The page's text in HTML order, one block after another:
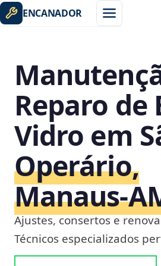
ENCANADOR
Reparo de
Vidro em
Operário,
Ajustes, consertos e
Técnicos especializados